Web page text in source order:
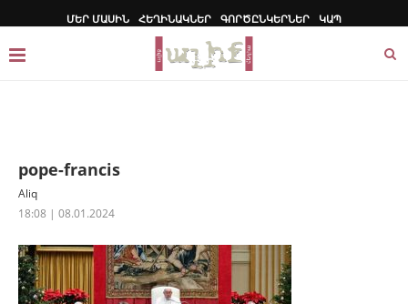
ՄԵՐ ՄԱՍԻՆ ՀԵՂԻՆԱԿՆԵՐ ԳՈՐԾԸՆԿԵՐՆԵՐ ԿԱՊ
pope-francis
Aliq
18:08 | 08.01.2024